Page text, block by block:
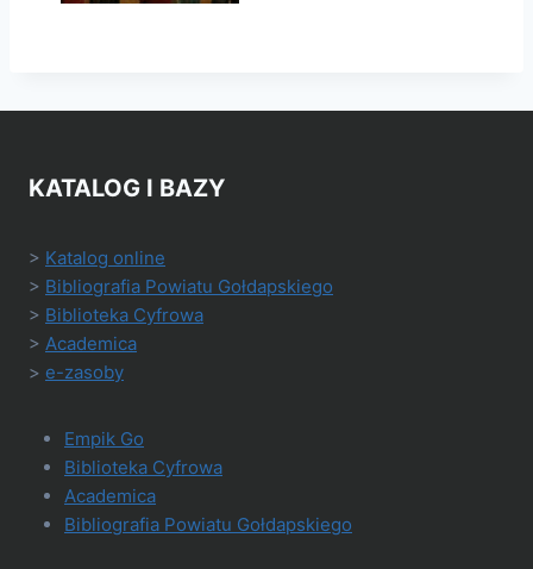
KATALOG I BAZY
> Katalog online
> Bibliografia Powiatu Gołdapskiego
> Biblioteka Cyfrowa
> Academica
> e-zasoby
Empik Go
Biblioteka Cyfrowa
Academica
Bibliografia Powiatu Gołdapskiego